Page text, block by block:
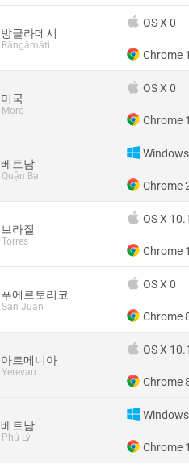
방글라데시
Rāngāmāti
OS X 0
Chrome
미국
Moro
OS X 0
Chrome
베트남
Quận Ba
Chrome
브라질
Torres
OS X
Chrome
푸에르토리코
San Juan
OS X 0
Chrome
아르메니아
Yerevan
OS X
Chrome
베트남
Phủ Lý
Chrome